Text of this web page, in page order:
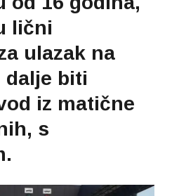
lični
ulazak na
dalje biti
iz matične
s